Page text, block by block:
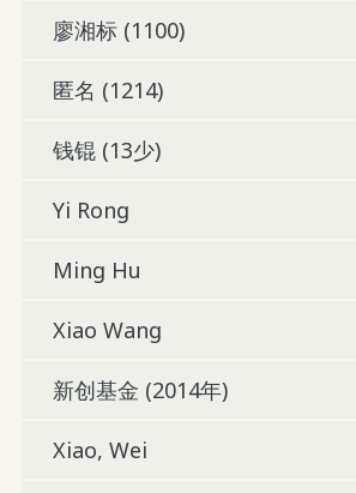
廖湘标 (1100)
匿名 (1214)
钱锟 (13少)
Yi Rong
Ming Hu
Xiao Wang
新创基金 (2014年)
Xiao, Wei